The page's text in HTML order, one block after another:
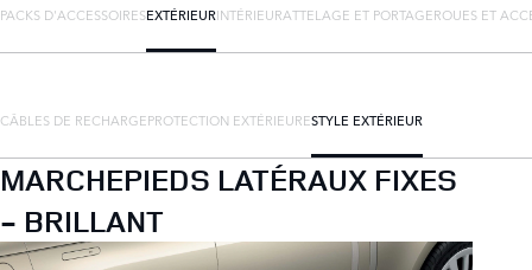
PACKS D'ACCESSOIRESEXTÉRIEURINTÉRIEURATTELAGE ET PORTAGEROUES ET
CÂBLES DE RECHARGEPROTECTION EXTÉRIEURESTYLE EXTÉRIEUR
MARCHEPIEDS LATÉRAUX FIXES
- BRILLANT